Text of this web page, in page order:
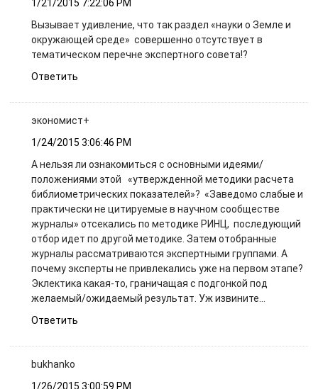
1/21/2015 7:22:06 PM
Вызывает удивление, что так раздел «науки о Земле и
окружающей среде» совершенно отсутствует в
тематическом перечне экспертного совета!?
Ответить
экономист+
1/24/2015 3:06:46 PM
А нельзя ли ознакомиться с основными идеями/
положениями этой «утвержденной методики расчета
библиометрических показателей»? «Заведомо слабые и
практически не цитируемые в научном сообществе
журналы» отсекались по методике РИНЦ, последующий
отбор идет по другой методике. Затем отобранные
журналы рассматриваются экспертными группами. А
почему эксперты не привлекались уже на первом этапе?
Эклектика какая-то, граничащая с подгонкой под
желаемый/ожидаемый результат. Уж извините…
Ответить
bukhanko
1/26/2015 3:00:59 PM